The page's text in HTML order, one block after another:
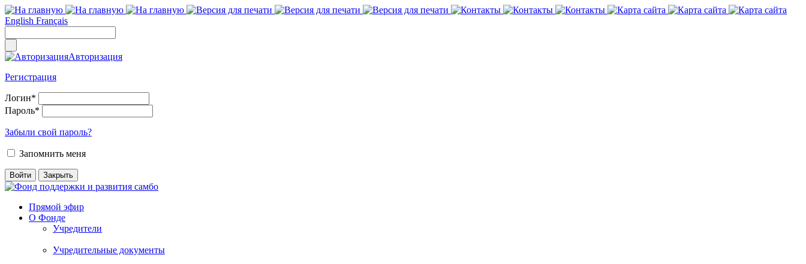
English Français
Авторизация
Регистрация
Логин*
Пароль*
Забыли свой пароль?
Запомнить меня
Прямой эфир
О Фонде
Учредители
Учредительные документы